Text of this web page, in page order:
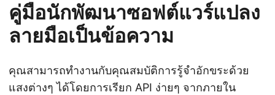
คู่มือนักพัฒนาซอฟต์แวร์แปลง
ลายมือเป็นข้อความ
คุณสามารถทำงานกับคุณสมบัติการรู้จำอักขระด้วย
แสงต่างๆ ได้โดยการเรียก API ง่ายๆ จากภายใน